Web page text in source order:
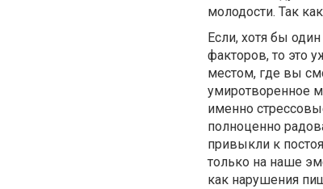
молодости. Так
Если, хотя бы
факторов, то это
местом, где вы
умиротворенное
именно
полноценно
привыкли к
только на наше
как нарушения